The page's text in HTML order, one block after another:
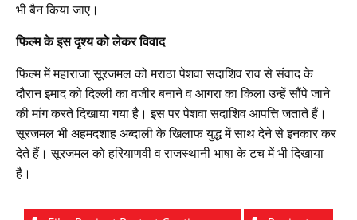
भी बैन किया जाए।
फिल्म के इस दृश्य को लेकर विवाद
फिल्म में महाराजा सूरजमल को मराठा पेशवा सदाशिव राव से संवाद के
दौरान इमाद को दिल्ली का वजीर बनाने व आगरा का किला उन्हें सौंपे जाने
की मांग करते दिखाया गया है। इस पर पेशवा सदाशिव आपत्ति जताते हैं।
सूरजमल भी अहमदशाह अब्दाली के खिलाफ युद्ध में साथ देने से इनकार कर
देते हैं। सूरजमल काे हरियाणवी व राजस्थानी भाषा के टच में भी दिखाया
है।